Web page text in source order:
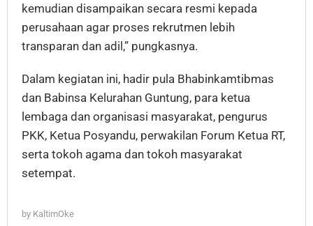
kemudian disampaikan secara resmi kepada
perusahaan agar proses rekrutmen lebih
transparan dan adil,” pungkasnya.
Dalam kegiatan ini, hadir pula Bhabinkamtibmas
dan Babinsa Kelurahan Guntung, para ketua
lembaga dan organisasi masyarakat, pengurus
PKK, Ketua Posyandu, perwakilan Forum Ketua RT,
serta tokoh agama dan tokoh masyarakat
setempat.
by KaltimOke